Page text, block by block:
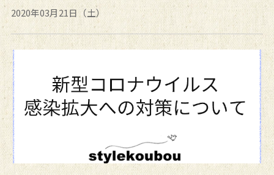
2020年03月21日（土）